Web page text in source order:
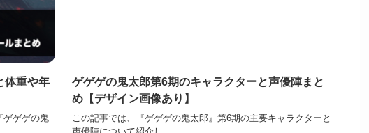
体重や年
ゲゲゲの鬼
ゲゲゲの鬼太郎第6期のキャラクターと声優陣まと
め【デザイン画像あり】
この記事では、『ゲゲゲの鬼太郎』第6期の主要キャラクターと